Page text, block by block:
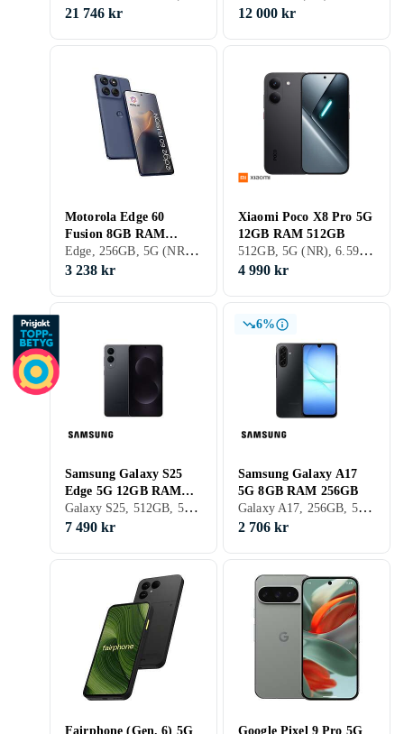
21 746 kr
12 000 kr
Motorola Edge 60
Fusion 8GB RAM
256GB
Edge, 256GB, 5G (NR), 6.67 tum, 8GB, 2025
3 238 kr
Xiaomi Poco X8 Pro 5G
12GB RAM 512GB
512GB, 5G (NR), 6.59 tum, 12GB, 2024
4 990 kr
Samsung Galaxy S25
Edge 5G 12GB RAM
512GB
Galaxy S25, 512GB, 5G (NR), 6.7 tum, 12GB, 2025
7 490 kr
6%
Samsung Galaxy A17
5G 8GB RAM 256GB
Galaxy A17, 256GB, 5G (NR), 6.7 tum, 8GB, 2025
2 706 kr
Fairphone (Gen. 6) 5G Google Pixel 9 Pro 5G